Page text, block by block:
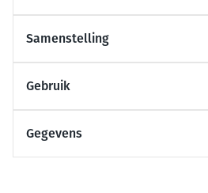
Samenstelling
Gebruik
Gegevens